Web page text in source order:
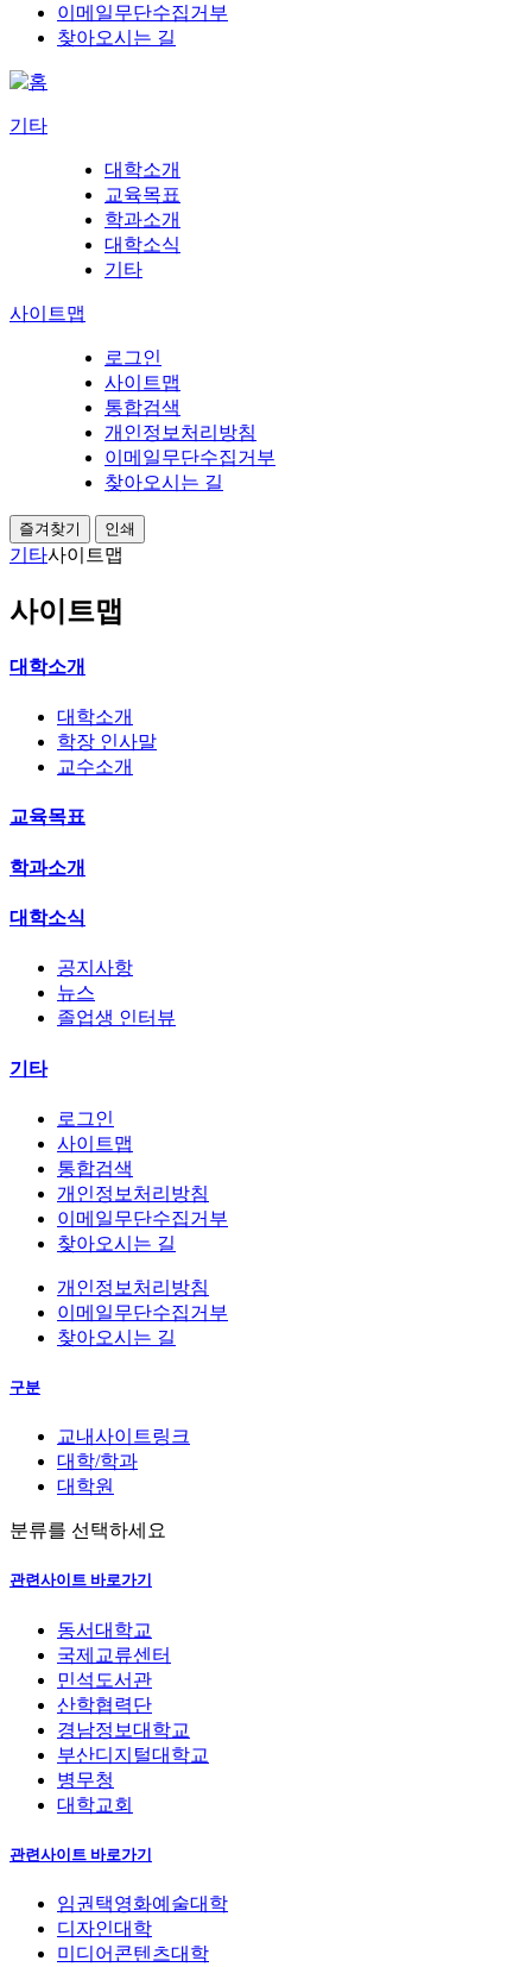
이메일무단수집거부
찾아오시는 길
기타
대학소개
교육목표
학과소개
대학소식
기타
사이트맵
로그인
사이트맵
통합검색
개인정보처리방침
이메일무단수집거부
찾아오시는 길
즐겨찾기 인쇄
기타사이트맵
사이트맵
대학소개
대학소개
학장 인사말
교수소개
교육목표
학과소개
대학소식
공지사항
뉴스
졸업생 인터뷰
기타
로그인
사이트맵
통합검색
개인정보처리방침
이메일무단수집거부
찾아오시는 길
개인정보처리방침
이메일무단수집거부
찾아오시는 길
구분
교내사이트링크
대학/학과
대학원
분류를 선택하세요
관련사이트 바로가기
동서대학교
국제교류센터
민석도서관
산학협력단
경남정보대학교
부산디지털대학교
병무청
대학교회
관련사이트 바로가기
임권택영화예술대학
디자인대학
미디어콘텐츠대학